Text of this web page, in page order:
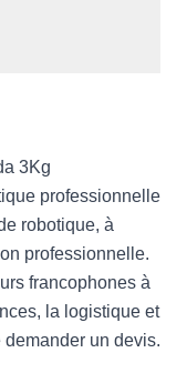
3Kg
professionnelle
robotique, à
professionnelle.
francophones à
la logistique et
un devis.